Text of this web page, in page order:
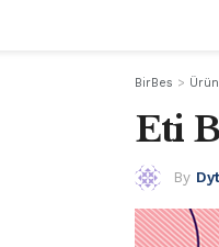
BirBes >
Eti
By